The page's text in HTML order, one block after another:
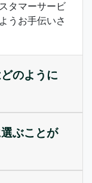
タマーサービ
うお手伝いさ
のように
ぶことが